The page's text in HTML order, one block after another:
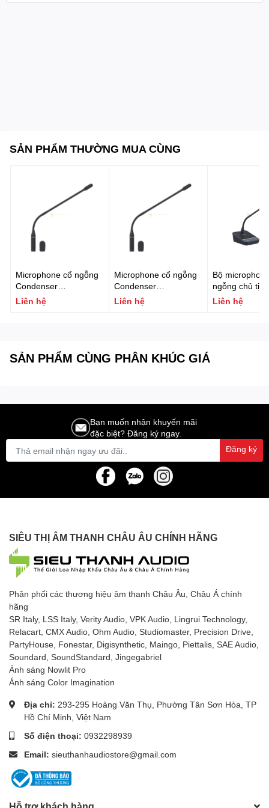
SẢN PHẨM THƯỜNG MUA CÙNG
Microphone cổ ngỗng
Condenser
FONESTAR MICFLEX-
Liên hệ
Microphone cổ ngỗng
Condenser
FONESTAR MICFLEX-
Liên hệ
Bộ
ngỗng chủ
thống hội nghị
FONESTAR
Liên hệ
SẢN PHẨM CÙNG PHÂN KHÚC GIÁ
Bạn muốn nhận khuyến mãi
đặc biệt? Đăng ký ngay.
Đăng ký
SIÊU THỊ ÂM THANH CHÂU ÂU CHÍNH HÃNG
Phân phối các thương hiệu âm thanh Châu Âu, Châu Á chính
hãng
SR Italy, LSS Italy, Verity Audio, VPK Audio, Lingrui Technology,
Relacart, CMX Audio, Ohm Audio, Studiomaster, Precision Drive,
PartyHouse, Fonestar, Digisynthetic, Maingo, Piettalis, SAE Audio,
Soundard, SoundStandard, Jingegabriel
Ánh sáng Nowlit Pro
Ánh sáng Color Imagination
Địa chỉ: 293-295 Hoàng Văn Thụ, Phường Tân Sơn Hòa, TP
Hồ Chí Minh, Việt Nam
Số điện thoại: 0932298939
Email: sieuthanhaudiostore@gmail.com